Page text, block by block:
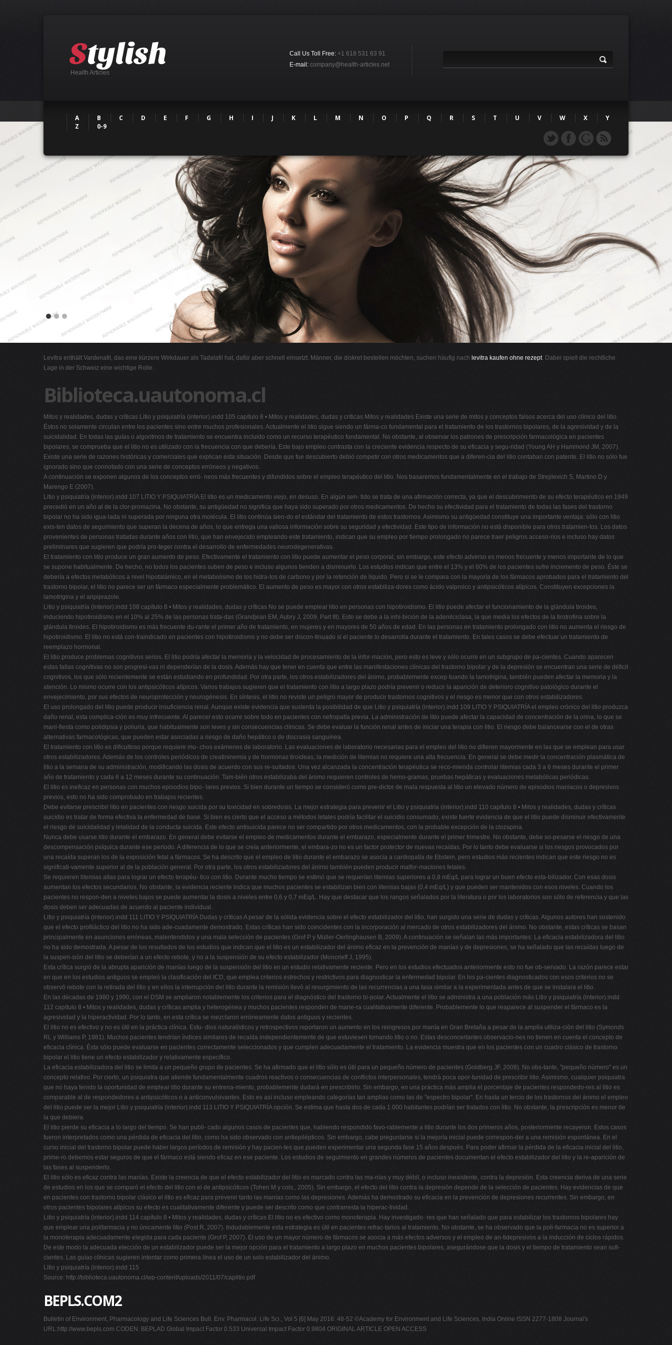
Health Articles
Call Us Toll Free: +1 618 531 63 91
E-mail: company@health-articles.net
A B C D E F G H I J K L M N O P Q R S T U V W X
Y
Z
0-9
Levitra enthält Vardenafil, das eine kürzere Wirkdauer als Tadalafil hat, dafür aber schnell einsetzt. Männer, die diskret bestellen möchten, suchen häufig nach levitra kaufen ohne rezept. Dabei spielt die rechtliche
Lage in der Schweiz eine wichtige Rolle.
Biblioteca.uautonoma.cl
Mitos y realidades, dudas y críticas Litio y psiquiatría (interior).indd 105 capítulo 8 • Mitos y realidades, dudas y críticas Mitos y realidades Existe una serie de mitos y conceptos falsos acerca del uso clínico del litio.
Éstos no solamente circulan entre los pacientes sino entre muchos profesionales. Actualmente el litio sigue siendo un fárma-co fundamental para el tratamiento de los trastornos bipolares, de la agresividad y de la
suicidalidad. En todas las guías o algoritmos de tratamiento se encuentra incluido como un recurso terapéutico fundamental. No obstante, al observar los patrones de prescripción farmacológica en pacientes
bipolares, se comprueba que el litio no es utilizado con la frecuencia con que debería. Este bajo empleo contrasta con la creciente evidencia respecto de su eficacia y segu-ridad (Young AH y Hammond JM, 2007).
Existe una serie de razones históricas y comerciales que explican esta situación. Desde que fue descubierto debió competir con otros medicamentos que a diferen-cia del litio contaban con patente. El litio no sólo fue
ignorado sino que connotado con una serie de conceptos erróneos y negativos.
A continuación se exponen algunos de los conceptos erró- neos más frecuentes y difundidos sobre el empleo terapéutico del litio. Nos basaremos fundamentalmente en el trabajo de Strejilevich S, Martino D y
Marengo E (2007).
Litio y psiquiatría (interior).indd 107 LITIO Y PSIQUIATRÍA El litio es un medicamento viejo, en desuso. En algún sen- tido se trata de una afirmación correcta, ya que el descubrimiento de su efecto terapéutico en 1949
precedió en un año al de la clor-promazina. No obstante, su antigüedad no significa que haya sido superado por otros medicamentos. De hecho su efectividad para el tratamiento de todas las fases del trastorno
bipolar no ha sido igua-lada ni superada por ninguna otra molécula. El litio continúa sien-do el estándar del tratamiento de estos trastornos. Asimismo su antigüedad constituye una importante ventaja: sólo con litio
exis-ten datos de seguimiento que superan la decena de años, lo que entrega una valiosa información sobre su seguridad y efectividad. Este tipo de información no está disponible para otros tratamien-tos. Los datos
provenientes de personas tratadas durante años con litio, que han envejecido empleando este tratamiento, indican que su empleo por tiempo prolongado no parece traer peligros acceso-rios e incluso hay datos
preliminares que sugieren que podría pro-teger contra el desarrollo de enfermedades neurodegenerativas.
El tratamiento con litio produce un gran aumento de peso. Efectivamente el tratamiento con litio puede aumentar el peso corporal, sin embargo, este efecto adverso es menos frecuente y menos importante de lo que
se supone habitualmente. De hecho, no todos los pacientes suben de peso e incluso algunos tienden a disminuirlo. Los estudios indican que entre el 13% y el 60% de los pacientes sufre incremento de peso. Éste se
debería a efectos metabólicos a nivel hipotalámico, en el metabolismo de los hidra-tos de carbono y por la retención de líquido. Pero si se le compara con la mayoría de los fármacos aprobados para el tratamiento del
trastorno bipolar, el litio no parece ser un fármaco especialmente problemático. El aumento de peso es mayor con otros estabiliza-dores como ácido valproico y antipsicóticos atípicos. Constituyen excepciones la
lamotrigina y el aripiprazole.
Litio y psiquiatría (interior).indd 108 capítulo 8 • Mitos y realidades, dudas y críticas No se puede emplear litio en personas con hipotiroidismo. El litio puede afectar el funcionamiento de la glándula tiroides,
induciendo hipotiroidismo en el 10% al 25% de las personas trata-das (Grandjean EM, Aubry J, 2009, Part III). Esto se debe a la inhi-bición de la adenilciclasa, la que media los efectos de la tirotrofina sobre la
glándula tiroides. El hipotiroidismo es más frecuente du-rante el primer año de tratamiento, en mujeres y en mayores de 50 años de edad. En las personas en tratamiento prolongado con litio no aumenta el riesgo de
hipotiroidismo. El litio no está con-traindicado en pacientes con hipotiroidismo y no debe ser discon-tinuado si el paciente lo desarrolla durante el tratamiento. En tales casos se debe efectuar un tratamiento de
reemplazo hormonal.
El litio produce problemas cognitivos serios. El litio podría afectar la memoria y la velocidad de procesamiento de la infor-mación, pero esto es leve y sólo ocurre en un subgrupo de pa-cientes. Cuando aparecen
estas fallas cognitivas no son progresi-vas ni dependerían de la dosis. Además hay que tener en cuenta que entre las manifestaciones clínicas del trastorno bipolar y de la depresión se encuentran una serie de déficit
cognitivos, los que sólo recientemente se están estudiando en profundidad. Por otra parte, los otros estabilizadores del ánimo, probablemente excep-tuando la lamotrigina, también pueden afectar la memoria y la
atención. Lo mismo ocurre con los antipsicóticos atípicos. Varios trabajos sugieren que el tratamiento con litio a largo plazo podría prevenir o reducir la aparición de deterioro cognitivo patológico durante el
envejecimiento, por sus efectos de neuroprotección y neurogénesis. En síntesis, el litio no reviste un peligro mayor de producir trastornos cognitivos y el riesgo es menor que con otros estabilizadores.
El uso prolongado del litio puede producir insuficiencia renal. Aunque existe evidencia que sustenta la posibilidad de que Litio y psiquiatría (interior).indd 109 LITIO Y PSIQUIATRÍA el empleo crónico del litio produzca
daño renal, esta complica-ción es muy infrecuente. Al parecer esto ocurre sobre todo en pacientes con nefropatía previa. La administración de litio puede afectar la capacidad de concentración de la orina, lo que se
mani-fiesta como polidipsia y poliuria, que habitualmente son leves y sin consecuencias clínicas. Se debe evaluar la función renal antes de iniciar una terapia con litio. El riesgo debe balancearse con el de otras
alternativas farmacológicas, que pueden estar asociadas a riesgo de daño hepático o de discrasia sanguínea.
El tratamiento con litio es dificultoso porque requiere mu- chos exámenes de laboratorio. Las evaluaciones de laboratorio necesarias para el empleo del litio no difieren mayormente en las que se emplean para usar
otros estabilizadores. Además de los controles periódicos de creatininemia y de hormonas tiroideas, la medición de litemias no requiere una alta frecuencia. En general se debe medir la concentración plasmática de
litio a la semana de su administración, modificando las dosis de acuerdo con sus re-sultados. Una vez alcanzada la concentración terapéutica se reco-mienda controlar litemias cada 3 a 6 meses durante el primer
año de tratamiento y cada 6 a 12 meses durante su continuación. Tam-bién otros estabilizaba del ánimo requieren controles de hemo-gramas, pruebas hepáticas y evaluaciones metabólicas periódicas.
El litio es ineficaz en personas con muchos episodios bipo- lares previos. Si bien durante un tiempo se consideró como pre-dictor de mala respuesta al litio un elevado número de episodios maniacos o depresivos
previos, esto no ha sido comprobado en trabajos recientes.
Debe evitarse prescribir litio en pacientes con riesgo suicida por su toxicidad en sobredosis. La mejor estrategia para prevenir el Litio y psiquiatría (interior).indd 110 capítulo 8 • Mitos y realidades, dudas y críticas
suicidio es tratar de forma efectiva la enfermedad de base. Si bien es cierto que el acceso a métodos letales podría facilitar el suicidio consumado, existe fuerte evidencia de que el litio puede disminuir efectivamente
el riesgo de suicidalidad y letalidad de la conducta suicida. Este efecto antisuicida parece no ser compartido por otros medicamentos, con la probable excepción de la clozapina.
Nunca debe usarse litio durante el embarazo. En general debe evitarse el empleo de medicamentos durante el embarazo, especialmente durante el primer trimestre. No obstante, debe so-pesarse el riesgo de una
descompensación psíquica durante ese período. A diferencia de lo que se creía anteriormente, el embara-zo no es un factor protector de nuevas recaídas. Por lo tanto debe evaluarse si los riesgos provocados por
una recaída superan los de la exposición fetal a fármacos. Se ha descrito que el empleo de litio durante el embarazo se asocia a cardiopatía de Ebstein, pero estudios más recientes indican que este riesgo no es
significati-vamente superior al de la población general. Por otra parte, los otros estabilizadores del ánimo también pueden producir malfor-maciones fetales.
Se requieren litemias altas para lograr un efecto terapéu- tico con litio. Durante mucho tiempo se estimó que se requerían litemias superiores a 0,8 mEq/L para lograr un buen efecto esta-bilizador. Con esas dosis
aumentan los efectos secundarios. No obstante, la evidencia reciente indica que muchos pacientes se estabilizan bien con litemias bajas (0,4 mEq/L) y que pueden ser mantenidos con esos niveles. Cuando los
pacientes no respon-den a niveles bajos se puede aumentar la dosis a niveles entre 0,6 y 0,7 mEq/L. Hay que destacar que los rangos señalados por la literatura o por los laboratorios son sólo de referencia y que las
dosis deben ser adecuadas de acuerdo al paciente individual.
Litio y psiquiatría (interior).indd 111 LITIO Y PSIQUIATRÍA Dudas y críticas A pesar de la sólida evidencia sobre el efecto estabilizador del litio, han surgido una serie de dudas y críticas. Algunos autores han sostenido
que el efecto profiláctico del litio no ha sido ade-cuadamente demostrado. Estas críticas han sido coincidentes con la incorporación al mercado de otros estabilizadores del ánimo. No obstante, estas críticas se basan
principalmente en asunciones erróneas, malentendidos y una mala selección de pacientes (Grof P y Müller-Oerlinghausen B, 2009). A continuación se señalan las más importantes: La eficacia estabilizadora del litio
no ha sido demostrada. A pesar de los resultados de los estudios que indican que el litio es un estabilizador del ánimo eficaz en la prevención de manías y de depresiones, se ha señalado que las recaídas luego de
la suspen-sión del litio se deberían a un efecto rebote, y no a la suspensión de su efecto estabilizador (Moncrieff J, 1995).
Esta crítica surgió de la abrupta aparición de manías luego de la suspensión del litio en un estudio relativamente reciente. Pero en los estudios efectuados anteriormente esto no fue ob-servado. La razón parece estar
en que en los estudios antiguos se empleó la clasificación del ICD, que emplea criterios estrechos y restrictivos para diagnosticar la enfermedad bipolar. En los pa-cientes diagnosticados con esos criterios no se
observó rebote con la retirada del litio y en ellos la interrupción del litio durante la remisión llevó al resurgimiento de las recurrencias a una tasa similar a la experimentada antes de que se instalara el litio.
En las décadas de 1980 y 1990, con el DSM se ampliaron notablemente los criterios para el diagnóstico del trastorno bi-polar. Actualmente el litio se administra a una población más Litio y psiquiatría (interior).indd
112 capítulo 8 • Mitos y realidades, dudas y críticas amplia y heterogénea y muchos pacientes responden de mane-ra cualitativamente diferente. Probablemente lo que reaparece al suspender el fármaco es la
agresividad y la hiperactividad. Por lo tanto, en esta crítica se mezclaron erróneamente datos antiguos y recientes.
El litio no es efectivo y no es útil en la práctica clínica. Estu- dios naturalísticos y retrospectivos reportaron un aumento en los reingresos por manía en Gran Bretaña a pesar de la amplia utiliza-ción del litio (Symonds
RL y Williams P, 1981). Muchos pacientes tendrían índices similares de recaída independientemente de que estuviesen tomando litio o no. Estas desconcertantes observacio-nes no tienen en cuenta el concepto de
eficacia clínica. Ésta sólo puede evaluarse en pacientes correctamente seleccionados y que cumplen adecuadamente el tratamiento. La evidencia muestra que en los pacientes con un cuadro clásico de trastorno
bipolar el litio tiene un efecto estabilizador y relativamente específico.
La eficacia estabilizadora del litio se limita a un pequeño grupo de pacientes. Se ha afirmado que el litio sólo es útil para un pequeño número de pacientes (Goldberg JF, 2008). No obs-tante, "pequeño número" es un
concepto relativo. Por cierto, un psiquiatra que atiende fundamentalmente cuadros reactivos o consecuencias de conflictos interpersonales, tendrá poca opor-tunidad de prescribir litio. Asimismo, cualquier psiquiatra
que no haya tenido la oportunidad de emplear litio durante su entrena-miento, probablemente dudará en prescribirlo. Sin embargo, en una práctica más amplia el porcentaje de pacientes respondedo-res al litio es
comparable al de respondedores a antipsicóticos o a anticonvulsivantes. Esto es así incluso empleando categorías tan amplias como las de "espectro bipolar". En hasta un tercio de los trastornos del ánimo el empleo
del litio puede ser la mejor Litio y psiquiatría (interior).indd 113 LITIO Y PSIQUIATRÍA opción. Se estima que hasta dos de cada 1.000 habitantes podrían ser tratados con litio. No obstante, la prescripción es menor de
la que debiera.
El litio pierde su eficacia a lo largo del tiempo. Se han publi- cado algunos casos de pacientes que, habiendo respondido favo-rablemente a litio durante los dos primeros años, posteriormente recayeron. Estos casos
fueron interpretados como una pérdida de eficacia del litio, como ha sido observado con antiepilépticos. Sin embargo, cabe preguntarse si la mejoría inicial puede correspon-der a una remisión espontánea. En el
curso inicial del trastorno bipolar puede haber largos períodos de remisión y hay pacien-tes que pueden experimentar una segunda fase 15 años después. Para poder afirmar la pérdida de la eficacia inicial del litio,
prime-ro debemos estar seguros de que el fármaco está siendo eficaz en ese paciente. Los estudios de seguimiento en grandes números de pacientes documentan el efecto estabilizador del litio y la re-aparición de
las fases al suspenderlo.
El litio sólo es eficaz contra las manías. Existe la creencia de que el efecto estabilizador del litio es marcado contra las ma-nías y muy débil, o incluso inexistente, contra la depresión. Esta creencia deriva de una serie
de estudios en los que se comparó el efecto del litio con el de antipsicóticos (Tohen M y cols., 2005). Sin embargo, el efecto del litio contra la depresión depende de la selección de pacientes. Hay evidencias de que
en pacientes con trastorno bipolar clásico el litio es eficaz para prevenir tanto las manías como las depresiones. Además ha demostrado su eficacia en la prevención de depresiones recurrentes. Sin embargo, en
otros pacientes bipolares atípicos su efecto es cualitativamente diferente y puede ser descrito como que contrarresta la hiperac-tividad.
Litio y psiquiatría (interior).indd 114 capítulo 8 • Mitos y realidades, dudas y críticas El litio no es efectivo como monoterapia. Hay investigado- res que han señalado que para estabilizar los trastornos bipolares hay
que emplear una polifarmacia y no únicamente litio (Post R, 2007). Indudablemente esta estrategia es útil en pacientes refrac-tarios al tratamiento. No obstante, se ha observado que la poli-farmacia no es superior a
la monoterapia adecuadamente elegida para cada paciente (Grof P, 2007). El uso de un mayor número de fármacos se asocia a más efectos adversos y el empleo de an-tidepresivos a la inducción de ciclos rápidos.
De este modo la adecuada elección de un estabilizador puede ser la mejor opción para el tratamiento a largo plazo en muchos pacientes bipolares, asegurándose que la dosis y el tiempo de tratamiento sean sufi-
cientes. Las guías clínicas sugieren intentar como primera línea el uso de un solo estabilizador del ánimo.
Litio y psiquiatría (interior).indd 115
Source: http://biblioteca.uautonoma.cl/wp-content/uploads/2011/07/caplitio.pdf
BEPLS.COM2
Bulletin of Environment, Pharmacology and Life Sciences Bull. Env. Pharmacol. Life Sci., Vol 5 [6] May 2016: 48-52 ©Academy for Environment and Life Sciences, India Online ISSN 2277-1808 Journal's
URL:http://www.bepls.com CODEN: BEPLAD Global Impact Factor 0.533 Universal Impact Factor 0.9804 ORIGINAL ARTICLE OPEN ACCESS